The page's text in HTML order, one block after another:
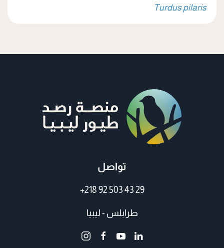
Turdus pilaris
تواصل
+218 92 503 43 29
طرابلس - ليبيا